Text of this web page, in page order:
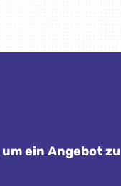
um ein Angebot zu